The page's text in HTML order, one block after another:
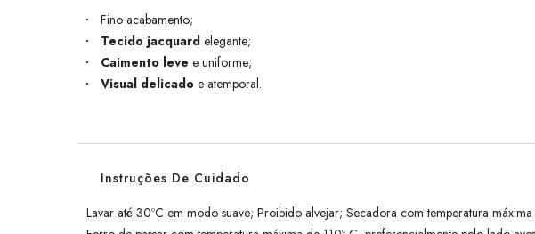
Fino acabamento;
Tecido jacquard elegante;
Caimento leve e uniforme;
Visual delicado e atemporal.
Instruções De Cuidado
Lavar até 30ºC em modo suave; Proibido alvejar; Secadora com temperatura